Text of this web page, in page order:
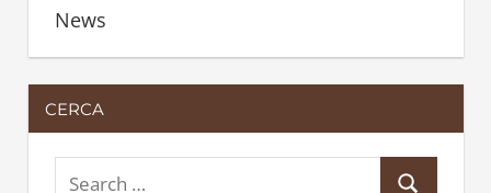
News
CERCA